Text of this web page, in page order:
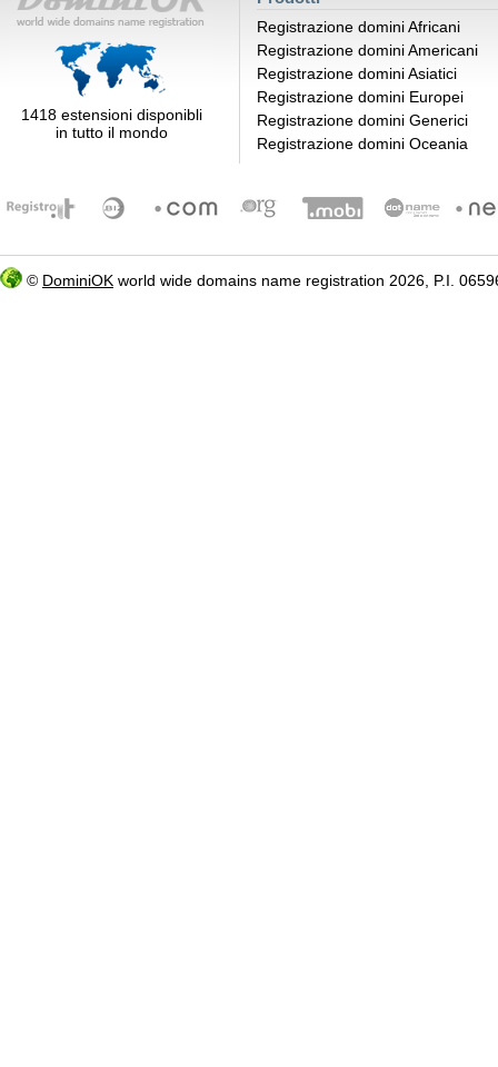
1418 estensioni disponibli
in tutto il mondo
Registrazione domini Africani
Registrazione domini Americani
Registrazione domini Asiatici
Registrazione domini Europei
Registrazione domini Generici
Registrazione domini Oceania
© DominiOK world wide domains name registration 2026, P.I.